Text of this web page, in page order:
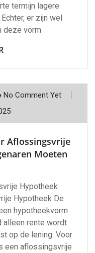
termijn lagere
er zijn wel
deze vorm
No Comment Yet
Aflossingsvrije
Moeten
Hypotheek
Hypotheek De
hypotheekvorm
alleen rente wordt
op de lening. Voor
een aflossingsvrije